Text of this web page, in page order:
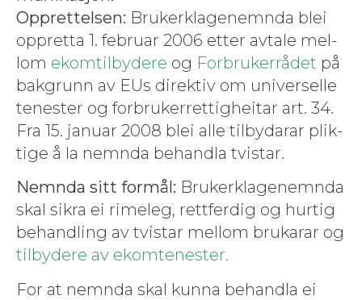
Oppret­telsen: Bruk­erk­la­gen­em­n­da blei
oppret­ta 1. feb­ru­ar 2006 etter avtale mel­
lom ekomtil­by­dere og For­bruk­er­rådet på
bak­grunn av EUs direk­tiv om uni­verselle
ten­ester og for­bruk­er­ret­tigheitar art. 34.
Fra 15. jan­u­ar 2008 blei alle tilby­darar plik­
tige å la nem­n­da behand­la tvistar.
Nem­n­da sitt for­mål: Bruk­erk­la­gen­em­n­da
skal sikra ei rime­leg, ret­tfer­dig og hur­tig
behan­dling av tvis­tar mel­lom brukarar og
tilby­dere av ekomtenester.
For at nem­n­da skal kun­na behand­la ei